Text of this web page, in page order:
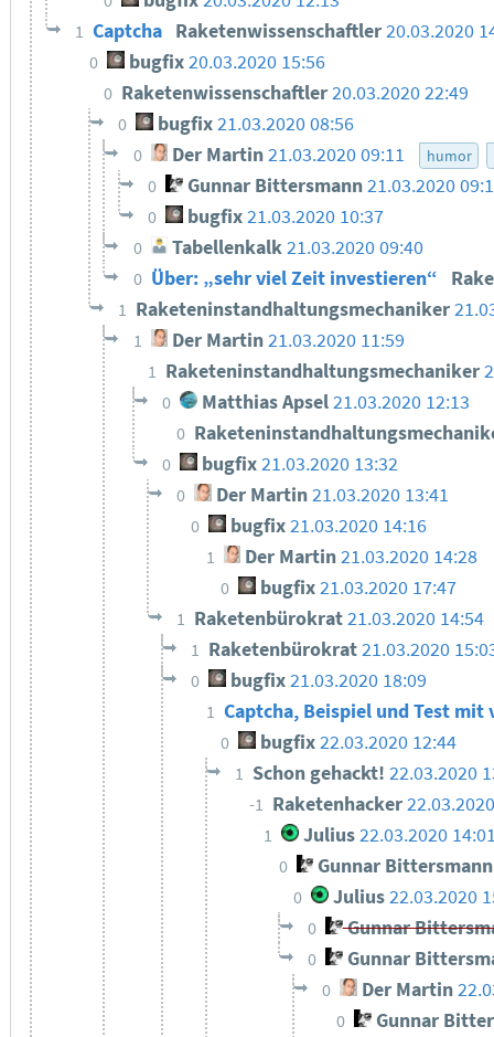
1 Captcha Raketenwissenschaftler20.03.2020
0 bugfix20.03.2020 15:56
0 Raketenwissenschaftler20.03.2020 22:49
0 bugfix21.03.2020 08:56
0 Der Martin21.03.2020 09:11 humor
0 Gunnar Bittersmann 21.03.2020
0 bugfix 21.03.2020 10:37
0 Tabellenkalk21.03.2020 09:40
0 Über: „sehr viel Zeit investieren“
1 Raketeninstandhaltungsmechaniker
1 Der Martin21.03.2020 11:59
1 Raketeninstandhaltungsmechaniker
0 Matthias Apsel21.03.2020 12:13
0
0 bugfix21.03.2020 13:32
0 Der Martin21.03.2020 13:41
0 bugfix21.03.2020 14:16
1 Der Martin21.03.2020 14:28
0 bugfix 21.03.2020 17:47
1 Raketenbürokrat21.03.2020 14:54
1 Raketenbürokrat21.03.2020
0 bugfix21.03.2020 18:09
1 Captcha, Beispiel und Test
0 bugfix 22.03.2020 12:44
1 Schon gehackt! 22.03.2020
-1 Raketenhacker
1 Julius22.03.2020
0 Gunnar Bittersmann
0 Julius 22.03.2020
0 Gunnar
0 Gunnar
0 Der Martin
0 Gunnar